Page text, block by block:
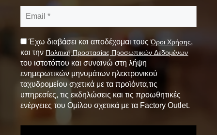
Έχω διαβάσει και αποδέχομαι τουςΌροι Χρήσης,
και την Πολιτική Προστασίας Προσωπικών Δεδομένων
του ιστοτόπου και συναινώ στη λήψη
ενημερωτικών μηνυμάτων ηλεκτρονικού
ταχυδρομείου σχετικά με τα προϊόντα,τις
υπηρεσίες, τις εκδηλώσεις και τις προωθητικές
ενέργειες του Ομίλου σχετικά με τα Factory Outlet.